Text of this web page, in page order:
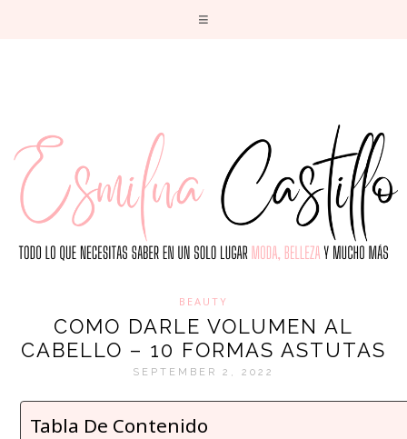
BEAUTY
COMO DARLE VOLUMEN AL
CABELLO – 10 FORMAS ASTUTAS
SEPTEMBER 2, 2022
Tabla De Contenido